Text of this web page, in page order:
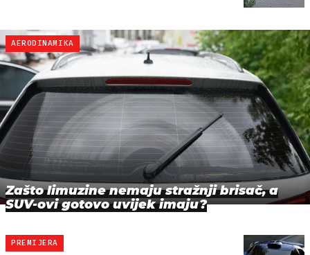
AERODINAMIKA
Zašto limuzine nemaju stražnji brisač, a
SUV-ovi gotovo uvijek imaju?
PREMIJERA